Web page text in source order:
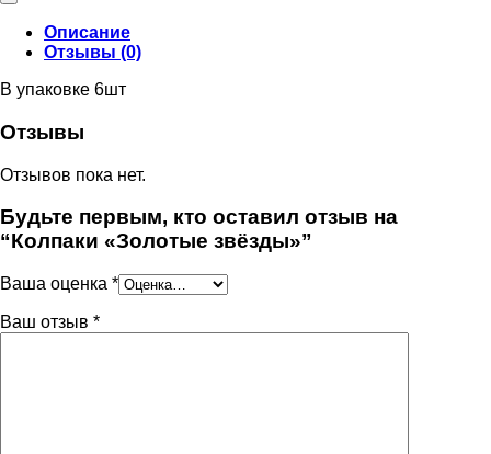
Описание
Отзывы (0)
В упаковке 6шт
Отзывы
Отзывов пока нет.
Будьте первым, кто оставил отзыв на
“Колпаки «Золотые звёзды»”
Ваша оценка *
Ваш отзыв *